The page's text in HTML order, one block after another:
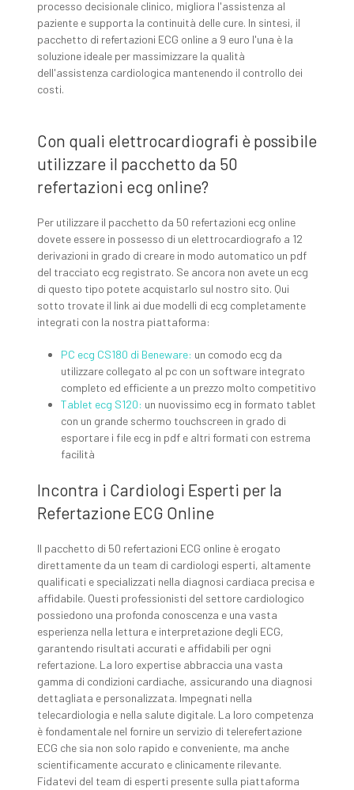
processo decisionale clinico, migliora l'assistenza al
paziente e supporta la continuità delle cure. In sintesi, il
pacchetto di refertazioni ECG online a 9 euro l'una è la
soluzione ideale per massimizzare la qualità
dell'assistenza cardiologica mantenendo il controllo dei
costi.
Con quali elettrocardiografi è possibile
utilizzare il pacchetto da 50
refertazioni ecg online?
Per utilizzare il pacchetto da 50 refertazioni ecg online
dovete essere in possesso di un elettrocardiografo a 12
derivazioni in grado di creare in modo automatico un pdf
del tracciato ecg registrato. Se ancora non avete un ecg
di questo tipo potete acquistarlo sul nostro sito. Qui
sotto trovate il link ai due modelli di ecg completamente
integrati con la nostra piattaforma:
PC ecg CS180 di Beneware: un comodo ecg da
utilizzare collegato al pc con un software integrato
completo ed efficiente a un prezzo molto competitivo
Tablet ecg S120: un nuovissimo ecg in formato tablet
con un grande schermo touchscreen in grado di
esportare i file ecg in pdf e altri formati con estrema
facilità
Incontra i Cardiologi Esperti per la
Refertazione ECG Online
Il pacchetto di 50 refertazioni ECG online è erogato
direttamente da un team di cardiologi esperti, altamente
qualificati e specializzati nella diagnosi cardiaca precisa e
affidabile. Questi professionisti del settore cardiologico
possiedono una profonda conoscenza e una vasta
esperienza nella lettura e interpretazione degli ECG,
garantendo risultati accurati e affidabili per ogni
refertazione. La loro expertise abbraccia una vasta
gamma di condizioni cardiache, assicurando una diagnosi
dettagliata e personalizzata. Impegnati nella
telecardiologia e nella salute digitale. La loro competenza
è fondamentale nel fornire un servizio di telerefertazione
ECG che sia non solo rapido e conveniente, ma anche
scientificamente accurato e clinicamente rilevante.
Fidatevi del team di esperti presente sulla piattaforma